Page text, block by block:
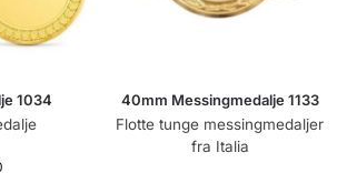
1034
40mm Messingmedalje 1133
Flotte tunge messingmedaljer
fra Italia